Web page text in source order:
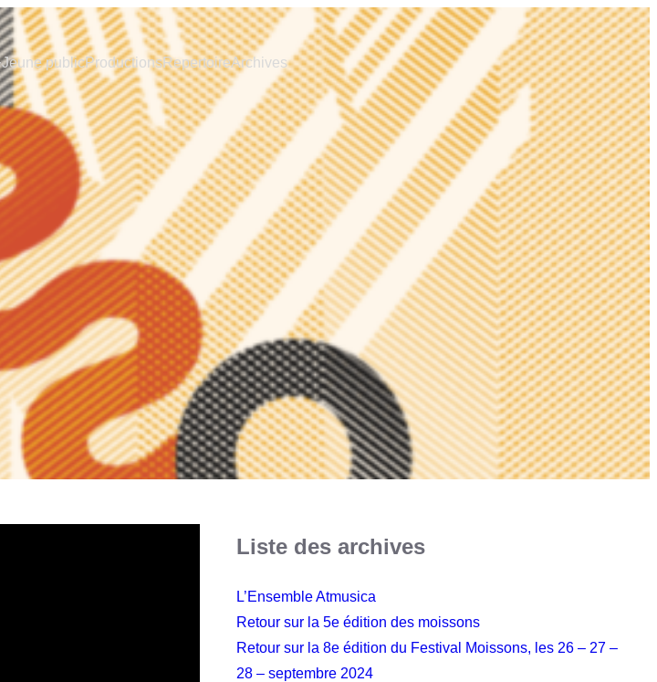
Jeune publicProductionsRepertoireArchives
Liste des archives
L’Ensemble Atmusica
Retour sur la 5e édition des moissons
Retour sur la 8e édition du Festival Moissons, les 26 – 27 –
28 – septembre 2024